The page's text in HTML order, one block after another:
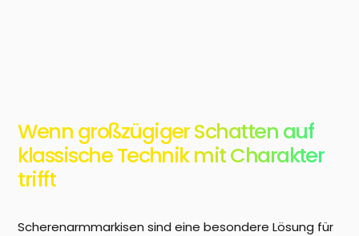
Wenn großzügiger Schatten auf
klassische Technik mit Charakter
trifft
Scherenarmmarkisen sind eine besondere Lösung für